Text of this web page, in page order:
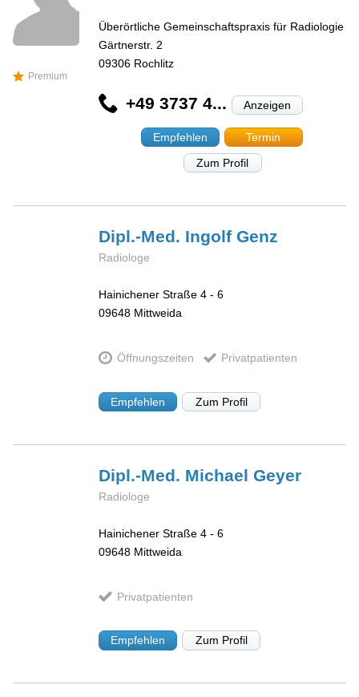
Premium
Überörtliche Gemeinschaftspraxis für Radiologie
Gärtnerstr. 2
09306 Rochlitz
+49 3737 4... Anzeigen
Empfehlen
Termin
Zum Profil
Dipl.-Med. IngolfGenz
Radiologe
Hainichener Straße 4 - 6
09648 Mittweida
Öffnungszeiten Privatpatienten
Empfehlen Zum Profil
Dipl.-Med. MichaelGeyer
Radiologe
Hainichener Straße 4 - 6
09648 Mittweida
Privatpatienten
Empfehlen Zum Profil